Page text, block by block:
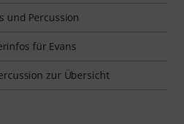
und Percussion
für Evans
zur Übersicht